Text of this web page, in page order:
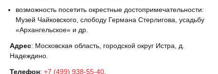
возможность посетить окрестные достопримечательности:
Музей Чайковского, слободу Германа Стерлигова, усадьбу
«Архангельское» и др.
Адрес: Московская область, городской округ Истра, д.
Надеждино.
Телефон: +7 (499) 938-55-40